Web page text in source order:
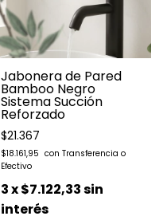
Jabonera de Pared
Bamboo Negro
Sistema Succión
Reforzado
$21.367
$18.161,95
3x$7.122,33sin
interés